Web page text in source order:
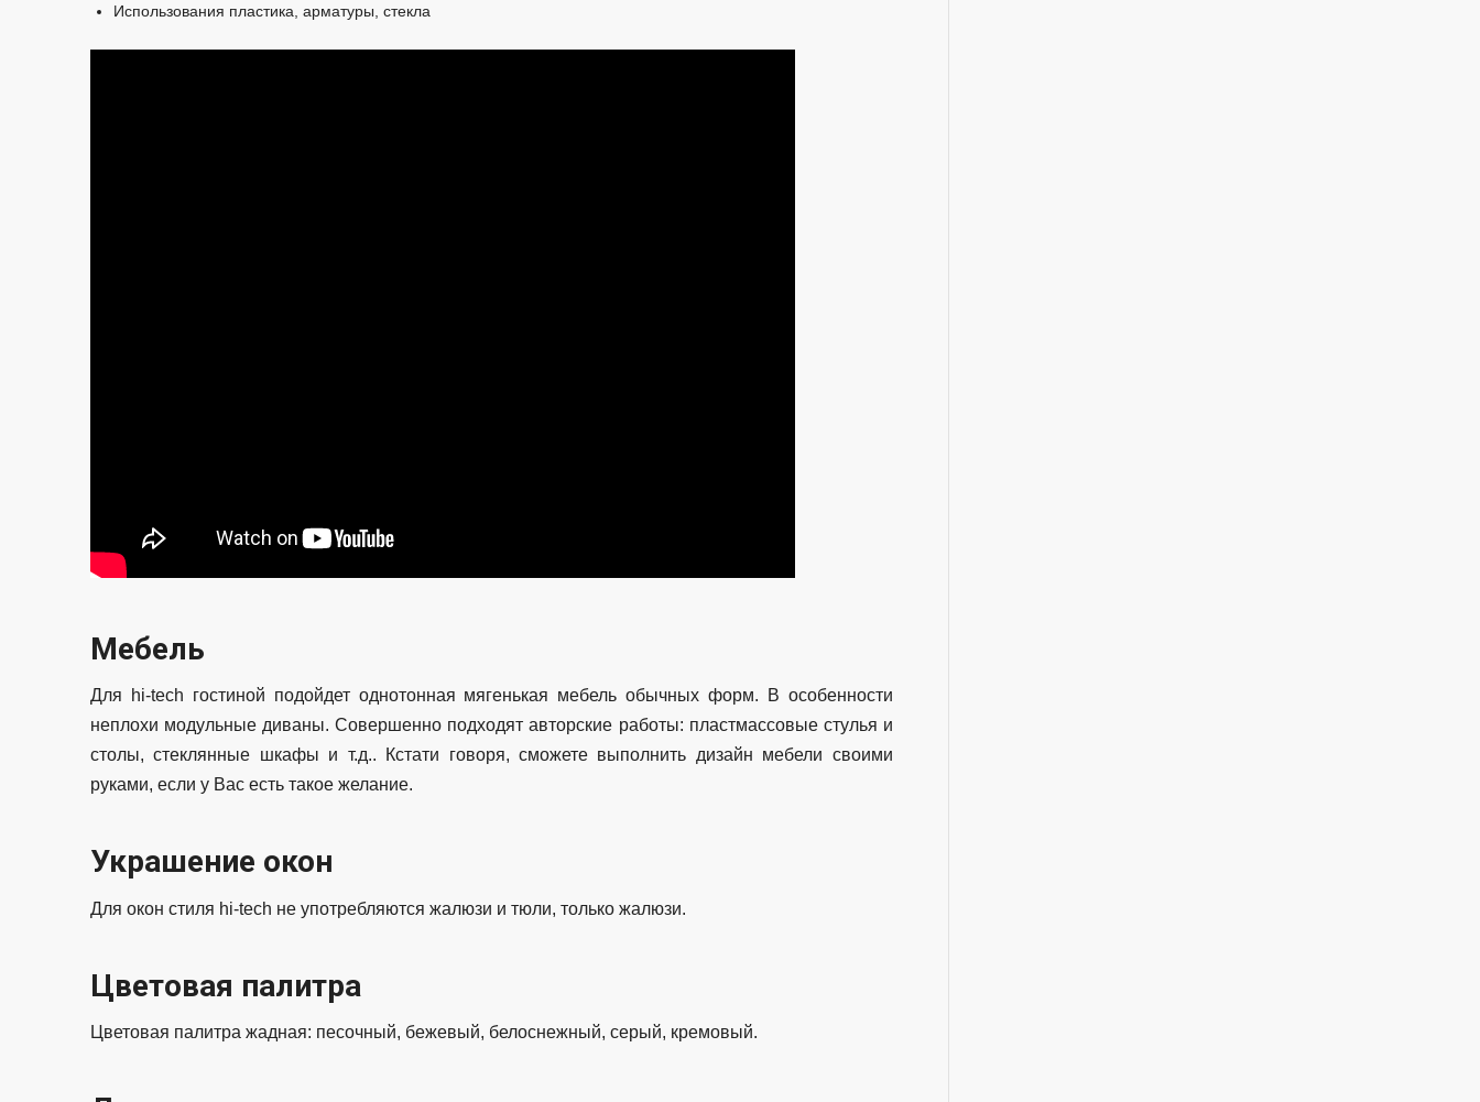
Использования пластика, арматуры, стекла
Мебель
Для hi-tech гостиной подойдет однотонная мягенькая мебель обычных форм. В особенности
неплохи модульные диваны. Совершенно подходят авторские работы: пластмассовые стулья и
столы, стеклянные шкафы и т.д.. Кстати говоря, сможете выполнить дизайн мебели своими
руками, если у Вас есть такое желание.
Украшение окон
Для окон стиля hi-tech не употребляются жалюзи и тюли, только жалюзи.
Цветовая палитра
Цветовая палитра жадная: песочный, бежевый, белоснежный, серый, кремовый.